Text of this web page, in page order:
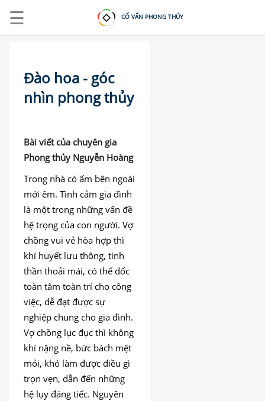
TRANG
CHỦ
KHOÁ
HỌC
DỊCH
BÀI
VIẾT
☰ CỐ VẤN PHONG THỦY
Đào hoa - góc
nhìn phong thủy
Bài viết của chuyên gia
Phong thủy Nguyễn Hoàng
Trong nhà có ấm bên ngoài
mới êm. Tình cảm gia đình
là một trong những vấn đề
hệ trọng của con người. Vợ
chồng vui vẻ hòa hợp thì
khí huyết lưu thông, tinh
thần thoải mái, có thể dốc
toàn tâm toàn trí cho công
việc, dễ đạt được sự
nghiệp chung cho gia đình.
Vợ chồng lục đục thì không
khí nặng nề, bức bách mệt
mỏi, khó làm được điều gì
trọn vẹn, dẫn đến những
hệ lụy đáng tiếc. Nguyên